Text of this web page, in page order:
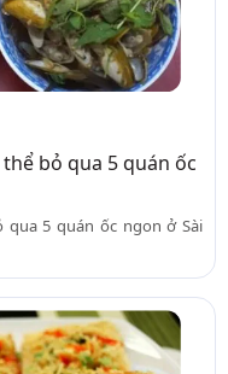
bỏ qua 5 quán ốc
qua 5 quán ốc ngon ở Sài